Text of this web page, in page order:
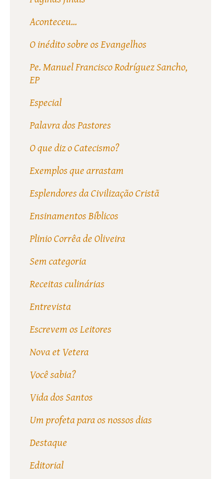
Aconteceu...
O inédito sobre os Evangelhos
Pe. Manuel Francisco Rodríguez Sancho,
EP
Especial
Palavra dos Pastores
O que diz o Catecismo?
Exemplos que arrastam
Esplendores da Civilização Cristã
Ensinamentos Bíblicos
Plinio Corrêa de Oliveira
Sem categoria
Receitas culinárias
Entrevista
Escrevem os Leitores
Nova et Vetera
Você sabia?
Vida dos Santos
Um profeta para os nossos dias
Destaque
Editorial